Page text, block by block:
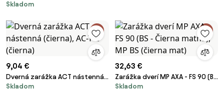
XP004
Skladom
9,04 €
Dverná zarážka ACT nástenná
(čierna), AC-T Č (čierna)
Skladom
32,63 €
Zarážka dverí MP AXA - FS 90 (BS
- Čierna matná), MP BS (čierna
Skladom